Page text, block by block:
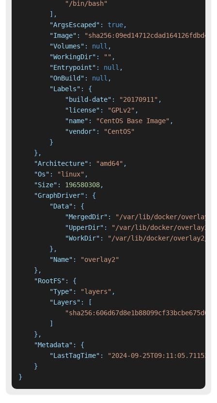
"/bin/bash"
] ,
"ArgsEscaped" : true,
"Image" :
"Volumes" : null ,
"WorkingDir" : "" ,
"Entrypoint" : null ,
"OnBuild" : null ,
"Labels" :
{
"build-date" : "20170911" ,
"license" : "GPLv2" ,
"name" : "CentOS Base Image" ,
"vendor" :
"CentOS"
}
} ,
"Architecture" : "amd64" ,
"Os" : "linux" ,
"Size" : 196580308,
"GraphDriver" :
{
"Data" :
{
"MergedDir" :
"/var/lib/docker/overlay2/
"UpperDir" :
"/var/lib/docker/overlay2/
"WorkDir" :
"/var/lib/docker/overlay2/
} ,
"Name" :
"overlay2"
} ,
"RootFS" :
{
"Type" : "layers" ,
"Layers" :
[
]
} ,
"Metadata" :
{
"LastTagTime" :
"2024-09-
}
}